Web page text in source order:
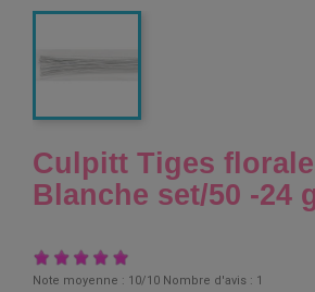
Culpitt Tiges
Blanche set/50 -24
Note moyenne : 10/10 Nombre d'avis : 1